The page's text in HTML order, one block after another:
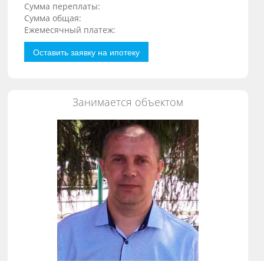
Сумма переплаты:
Сумма общая:
Ежемесячный платеж:
Оставить заявку на ипотеку
Занимается объектом